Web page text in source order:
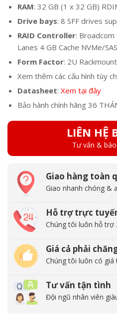
RAM: 32 GB (1 x 32 GB)
Drive bays: 8 SFF drives
RAID Controller: Broadcom
Lanes 4 GB Cache NVMe/
Form Factor: 2U Rackmount
Xem thêm các cấu hình tùy
Datasheet: Xem tại đây
Bảo hành chính hãng 36
LIÊN HỆ
Tư vấn &
Giao hàng toàn
Giao nhanh chóng &
Hỗ trợ trực
Chúng tôi luôn hỗ trợ
Giá cả phải
Chúng tôi luôn có
Tư vấn tận tình
Đội ngũ nhân viên